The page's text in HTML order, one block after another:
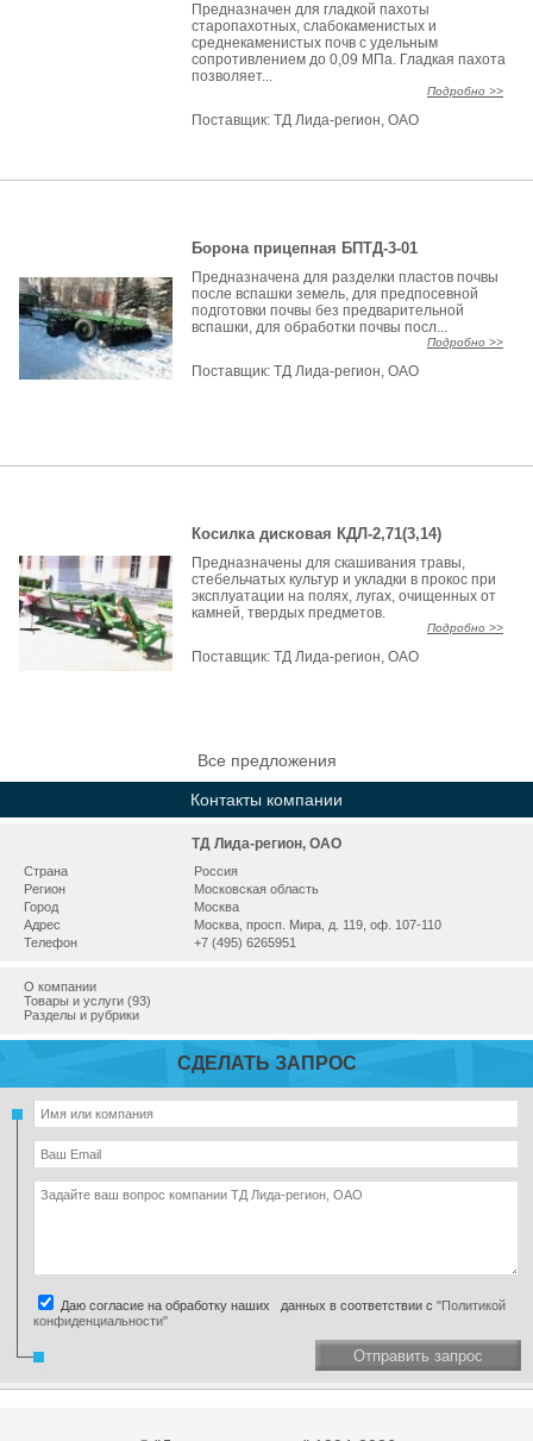
Предназначен для гладкой пахоты
старопахотных, слабокаменистых и
среднекаменистых почв с удельным
сопротивлением до 0,09 МПа. Гладкая пахота
позволяет...
Подробно >>
Поставщик:ТД Лида-регион, ОАО
Борона прицепная БПТД-3-01
Предназначена для разделки пластов почвы
после вспашки земель, для предпосевной
подготовки почвы без предварительной
вспашки, для обработки почвы посл...
Подробно >>
Поставщик:ТД Лида-регион, ОАО
Косилка дисковая КДЛ-2,71(3,14)
Предназначены для скашивания травы,
стебельчатых культур и укладки в прокос при
эксплуатации на полях, лугах, очищенных от
камней, твердых предметов.
Подробно >>
Поставщик:ТД Лида-регион, ОАО
Все предложения
Контакты компании
ТД Лида-регион, ОАО
Страна
Россия
Регион
Московская область
Город
Москва
Адрес
Москва, просп. Мира, д. 119, оф. 107-110
Телефон
+7 (495) 6265951
О компании
Товары и услуги (93)
Разделы и рубрики
СДЕЛАТЬ ЗАПРОС
Даю согласие на обработку наших данных в соответствии с "Политикой
конфиденциальности"
Отправить запрос